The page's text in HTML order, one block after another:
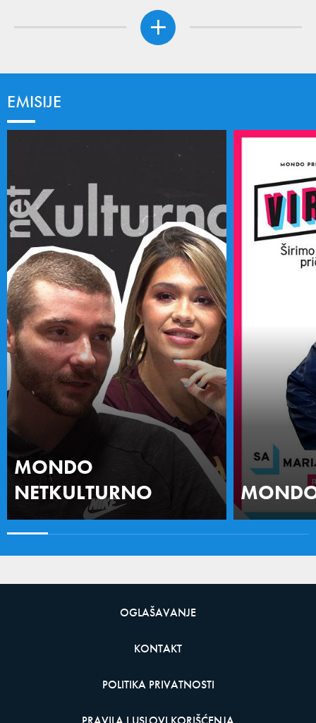
EMISIJE
MONDO
NETKULTURNO
OGLAŠAVANJE
KONTAKT
POLITIKA PRIVATNOSTI